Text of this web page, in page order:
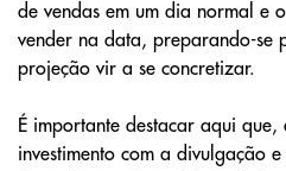
de vendas em um dia normal e
vender na data, preparando-se
projeção vir a se concretizar.
É importante destacar aqui
investimento com a divulgação